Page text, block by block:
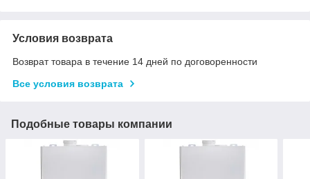
Условия возврата
Возврат товара в течение 14 дней по договоренности
Все условия возврата
Подобные товары компании